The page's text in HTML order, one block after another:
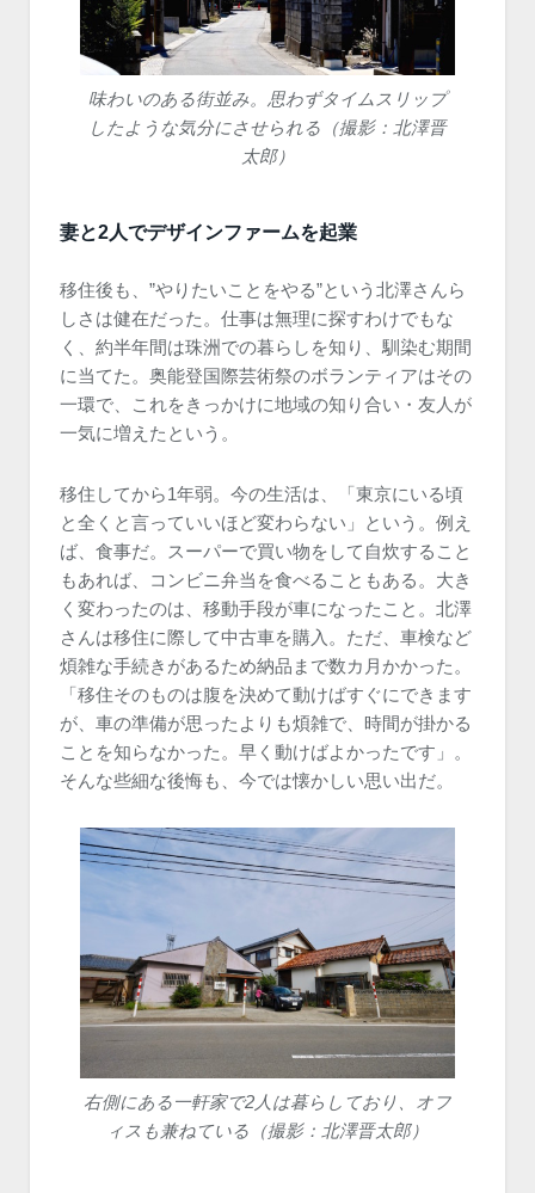
味わいのある街並み。思わずタイムスリップ
したような気分にさせられる（撮影：北澤晋
太郎）
妻と2人でデザインファームを起業
移住後も、”やりたいことをやる”という北澤さんら
しさは健在だった。仕事は無理に探すわけでもな
く、約半年間は珠洲での暮らしを知り、馴染む期間
に当てた。奥能登国際芸術祭のボランティアはその
一環で、これをきっかけに地域の知り合い・友人が
一気に増えたという。
移住してから1年弱。今の生活は、「東京にいる頃
と全くと言っていいほど変わらない」という。例え
ば、食事だ。スーパーで買い物をして自炊すること
もあれば、コンビニ弁当を食べることもある。大き
く変わったのは、移動手段が車になったこと。北澤
さんは移住に際して中古車を購入。ただ、車検など
煩雑な手続きがあるため納品まで数カ月かかった。
「移住そのものは腹を決めて動けばすぐにできます
が、車の準備が思ったよりも煩雑で、時間が掛かる
ことを知らなかった。早く動けばよかったです」。
そんな些細な後悔も、今では懐かしい思い出だ。
右側にある一軒家で2人は暮らしており、オフ
ィスも兼ねている（撮影：北澤晋太郎）